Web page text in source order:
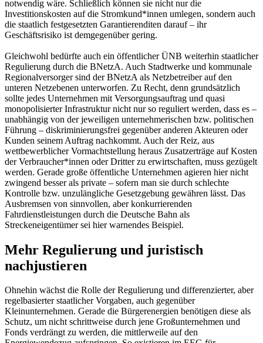
notwendig wäre. Schließlich können sie nicht nur die
Investitionskosten auf die Stromkund*innen umlegen, sondern auch
die staatlich festgesetzten Garantierenditen darauf – ihr
Geschäftsrisiko ist demgegenüber gering.
Gleichwohl bedürfte auch ein öffentlicher ÜNB weiterhin staatlicher
Regulierung durch die BNetzA. Auch Stadtwerke und kommunale
Regionalversorger sind der BNetzA als Netzbetreiber auf den
unteren Netzebenen unterworfen. Zu Recht, denn grundsätzlich
sollte jedes Unternehmen mit Versorgungsauftrag und quasi
monopolisierter Infrastruktur nicht nur so reguliert werden, dass es –
unabhängig von der jeweiligen unternehmerischen bzw. politischen
Führung – diskriminierungsfrei gegenüber anderen Akteuren oder
Kunden seinem Auftrag nachkommt. Auch der Reiz, aus
wettbewerblicher Vormachtstellung heraus Zusatzerträge auf Kosten
der Verbraucher*innen oder Dritter zu erwirtschaften, muss gezügelt
werden. Gerade große öffentliche Unternehmen agieren hier nicht
zwingend besser als private – sofern man sie durch schlechte
Kontrolle bzw. unzulängliche Gesetzgebung gewähren lässt. Das
Ausbremsen von sinnvollen, aber konkurrierenden
Fahrdienstleistungen durch die Deutsche Bahn als
Streckeneigentümer sei hier warnendes Beispiel.
Mehr Regulierung und juristisch
nachjustieren
Ohnehin wächst die Rolle der Regulierung und differenzierter, aber
regelbasierter staatlicher Vorgaben, auch gegenüber
Kleinunternehmen. Gerade die Bürgerenergien benötigen diese als
Schutz, um nicht schrittweise durch jene Großunternehmen und
Fonds verdrängt zu werden, die mittlerweile auf den